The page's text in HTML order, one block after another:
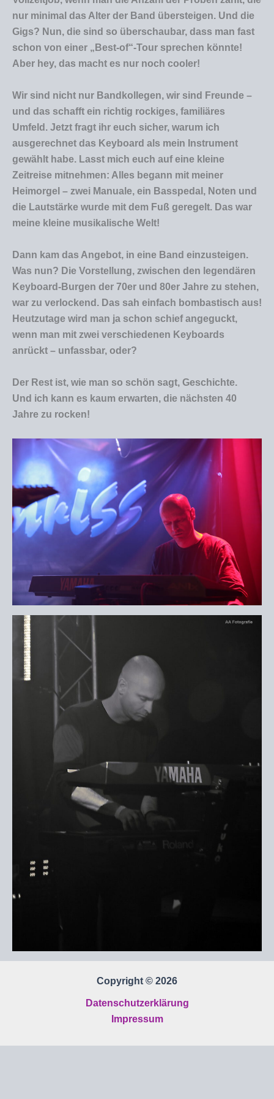
nur minimal das Alter der Band übersteigen. Und die
Gigs? Nun, die sind so überschaubar, dass man fast
schon von einer „Best-of“-Tour sprechen könnte!
Aber hey, das macht es nur noch cooler!
Wir sind nicht nur Bandkollegen, wir sind Freunde –
und das schafft ein richtig rockiges, familiäres
Umfeld. Jetzt fragt ihr euch sicher, warum ich
ausgerechnet das Keyboard als mein Instrument
gewählt habe. Lasst mich euch auf eine kleine
Zeitreise mitnehmen: Alles begann mit meiner
Heimorgel – zwei Manuale, ein Basspedal, Noten und
die Lautstärke wurde mit dem Fuß geregelt. Das war
meine kleine musikalische Welt!
Dann kam das Angebot, in eine Band einzusteigen.
Was nun? Die Vorstellung, zwischen den legendären
Keyboard-Burgen der 70er und 80er Jahre zu stehen,
war zu verlockend. Das sah einfach bombastisch aus!
Heutzutage wird man ja schon schief angeguckt,
wenn man mit zwei verschiedenen Keyboards
anrückt – unfassbar, oder?
Der Rest ist, wie man so schön sagt, Geschichte.
Und ich kann es kaum erwarten, die nächsten 40
Jahre zu rocken!
Copyright © 2026
Datenschutzerklärung
Impressum